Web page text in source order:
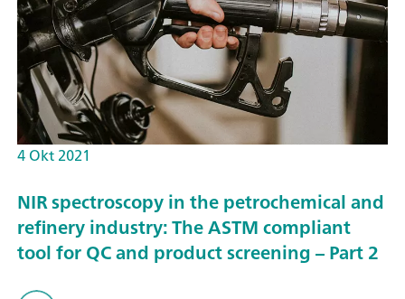
4 Okt 2021
NIR spectroscopy in the petrochemical and
refinery industry: The ASTM compliant
tool for QC and product screening – Part 2